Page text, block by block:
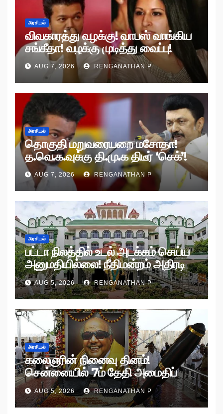
அரசியல்
விவகாரத்து வழக்கு! வாபஸ் வாங்கிய
சங்கீதா! வழக்கு முடித்து வைப்பு!
AUG 7, 2026 RENGANATHAN P
அரசியல்
தொகுதி மறுவரையறை மசோதா!
த.வெ.க.வுக்கு தி.மு.க திடீர் ‘செக்’!
AUG 7, 2026 RENGANATHAN P
அரசியல்
பட்டா நிலத்தில் உடல் அடக்கம் செய்ய
அனுமதியில்லை! நீதிமன்றம் அதிரடி
உத்தரவு!
AUG 5, 2026 RENGANATHAN P
அரசியல்
கலைஞரின் நினைவு தினம்!
சென்னையில் 7ம் தேதி அமைதிப்
பேரணி!
AUG 5, 2026 RENGANATHAN P